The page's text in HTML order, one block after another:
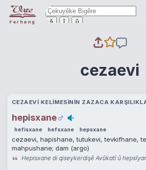
Ferheng ê î û
cezaevi
CEZAEVI KELIMESININ ZAZACA
hepisxane
hefisxane hefsxane hepsxane
cezaevi, hapishane, tutukevi, tevkifhane,
mahpushane; dam (argo)
Hepisxane di qiseykerdişê Avûkatî û